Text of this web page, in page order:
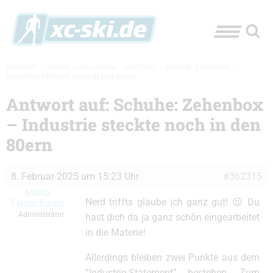
Antwort auf: Schuhe: Zehenbox
– Industrie steckte noch in den
80ern
8. Februar 2025 um 15:23 Uhr
#362315
Mario
Felgenhauer
Administrator
Nerd triffts glaube ich ganz gut! 😉 Du
hast dich da ja ganz schön eingearbeitet
in die Materie!
Allerdings bleiben zwei Punkte aus dem